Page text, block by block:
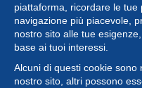
piattaforma, ricordare le
navigazione più piacevole,
nostro sito alle tue
base ai tuoi interessi.
Alcuni di questi cookie
nostro sito, altri possono
Collezione
Novità